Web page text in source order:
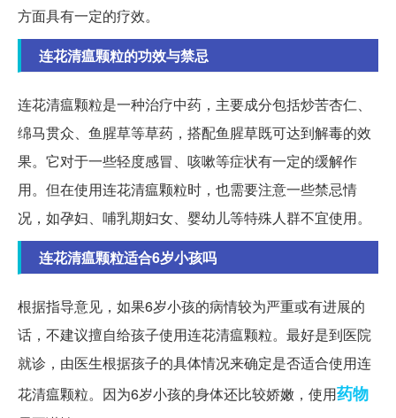
方面具有一定的疗效。
连花清瘟颗粒的功效与禁忌
连花清瘟颗粒是一种治疗中药，主要成分包括炒苦杏仁、
绵马贯众、鱼腥草等草药，搭配鱼腥草既可达到解毒的效
果。它对于一些轻度感冒、咳嗽等症状有一定的缓解作
用。但在使用连花清瘟颗粒时，也需要注意一些禁忌情
况，如孕妇、哺乳期妇女、婴幼儿等特殊人群不宜使用。
连花清瘟颗粒适合6岁小孩吗
根据指导意见，如果6岁小孩的病情较为严重或有进展的
话，不建议擅自给孩子使用连花清瘟颗粒。最好是到医院
就诊，由医生根据孩子的具体情况来确定是否适合使用连
花清瘟颗粒。因为6岁小孩的身体还比较娇嫩，使用药物